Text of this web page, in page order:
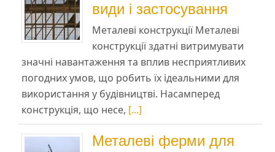
види і застосування
Металеві конструкції Металеві
конструкції здатні витримувати
значні навантаження та вплив несприятливих
погодних умов, що робить їх ідеальними для
використання у будівництві. Насамперед
конструкція, що несе, [...]
Металеві ферми для